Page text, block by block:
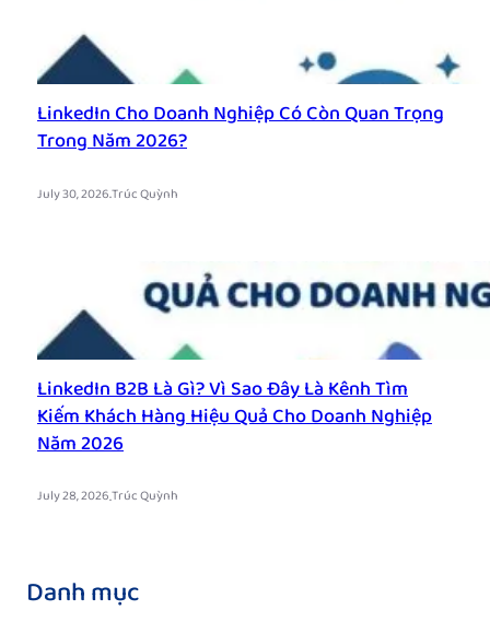
LinkedIn Cho Doanh Nghiệp Có Còn Quan Trọng
Trong Năm 2026?
July 30, 2026.Trúc Quỳnh
LinkedIn B2B Là Gì? Vì Sao Đây Là Kênh Tìm
Kiếm Khách Hàng Hiệu Quả Cho Doanh Nghiệp
Năm 2026
July 28, 2026.Trúc Quỳnh
Danh mục